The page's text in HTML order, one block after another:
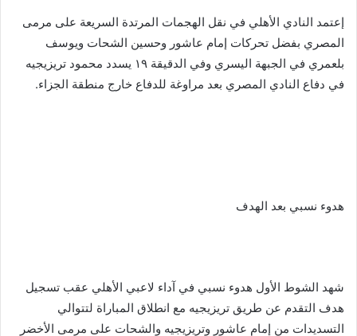
إعتمد النادي الأهلي في نقل الهجمات المرتدة السريعة على مرمى
المصري بفضل تحركات إمام عاشور وحسين الشحات ويوسف
بلعمري في الجبهة اليسري وفي الدقيقة ١٩ يسدد محمود تريزيجيه
في دفاع النادي المصري بعد مراوغة للدفاع خارج منطقة الجزاء.
هدوء نسبي بعد الهدف
شهد الشوط الأول هدوء نسبي في آداء لاعبي الأهلي عقب تسجيل
هدف التقدم عن طريق تريزيجيه مع انطلاق المباراة لتتوالي
التسديدات من إمام عاشور وتريزيجيه والشحات على مرمى الأخضر